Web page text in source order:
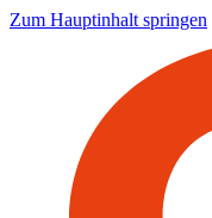
Zum Hauptinhalt springen